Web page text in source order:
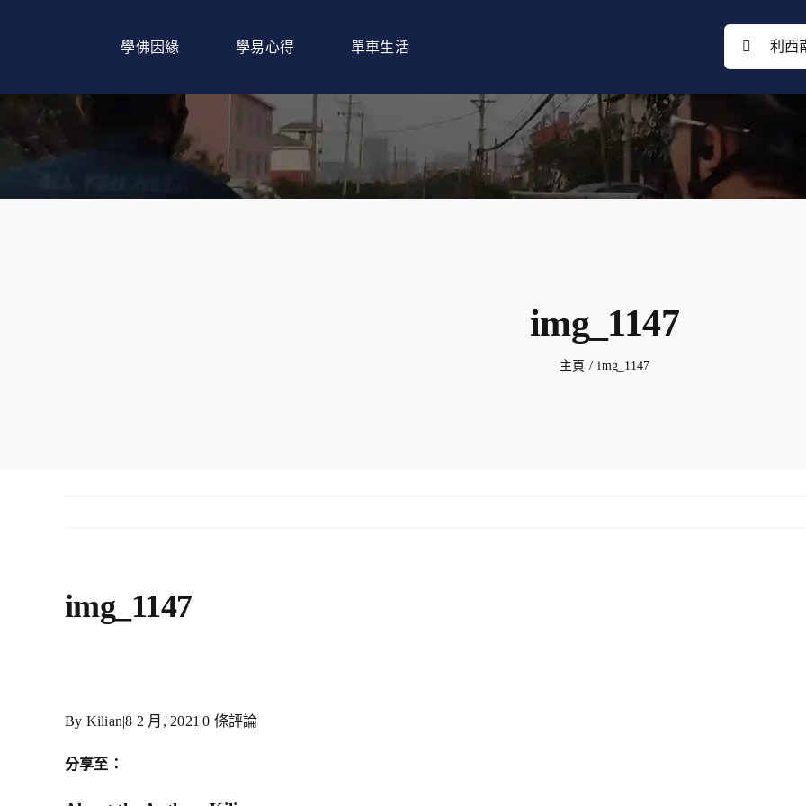
學佛因緣 學易心得 單車生活
img_1147
主頁 img_1147
img_1147
By Kilian|8 2 月, 2021 |0 條評論
分享至：